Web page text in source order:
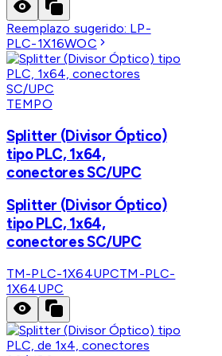
Reemplazo sugerido: LP-
PLC-1X16WOC
TEMPO
Splitter (Divisor Óptico)
tipo PLC, 1x64,
conectores SC/UPC
Splitter (Divisor Óptico)
tipo PLC, 1x64,
conectores SC/UPC
TM-PLC-1X64UPCTM-PLC-
1X64UPC